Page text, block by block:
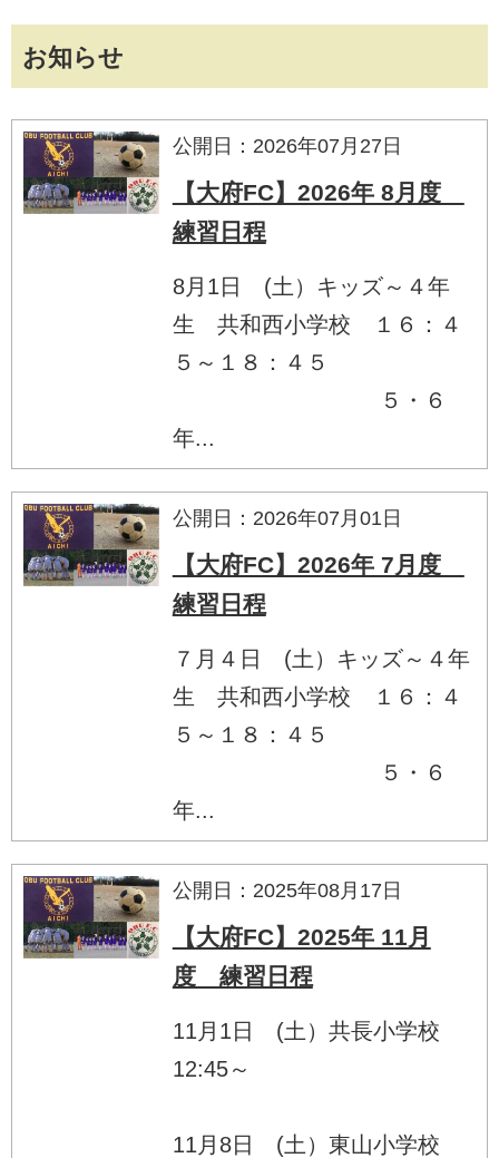
お知らせ
公開日：2026年07月27日
【大府FC】2026年 8月度
練習日程
8月1日 (土）キッズ～４年
生 共和西小学校 １６：４
５～１８：４５
５・６
年...
公開日：2026年07月01日
【大府FC】2026年 7月度
練習日程
７月４日 (土）キッズ～４年
生 共和西小学校 １６：４
５～１８：４５
５・６
年...
公開日：2025年08月17日
【大府FC】2025年 11月
度 練習日程
11月1日 (土）共長小学校
12:45～
11月8日 (土）東山小学校